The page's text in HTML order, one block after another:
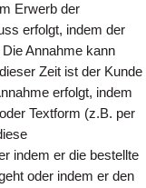
Erwerb der
erfolgt, indem der
Annahme kann
Zeit ist der Kunde
erfolgt, indem
Textform (z.B. per
indem er die bestellte
oder indem er den